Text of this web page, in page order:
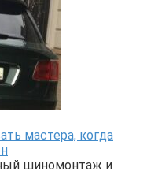
мастера, когда
шиномонтаж и